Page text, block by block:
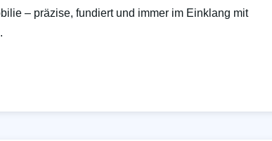
– präzise, fundiert und immer im Einklang mit